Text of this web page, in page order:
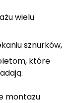
wielu
sznurków,
które
montażu